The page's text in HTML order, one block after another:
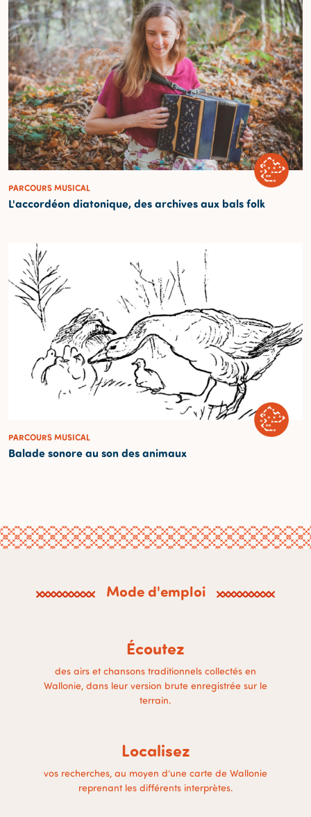
PARCOURS MUSICAL
L'accordéon diatonique, des archives aux bals folk
PARCOURS MUSICAL
Balade sonore au son des animaux
Mode d'emploi
Écoutez
des airs et chansons traditionnels collectés en
Wallonie, dans leur version brute enregistrée sur le
terrain.
Localisez
vos recherches, au moyen d’une carte de Wallonie
reprenant les différents interprètes.